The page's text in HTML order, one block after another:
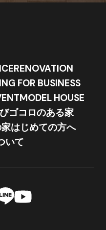
RENOVATION
FOR BUSINESS
MODEL HOUSE
ゴコロのある家
はじめての方へ
いて